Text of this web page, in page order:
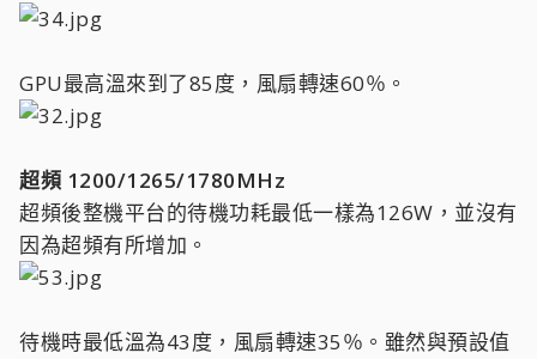
GPU最高溫來到了85度，風扇轉速60％。
超頻 1200/1265/1780MHz
超頻後整機平台的待機功耗最低一樣為126W，並沒有
因為超頻有所增加。
待機時最低溫為43度，風扇轉速35％。雖然與預設值